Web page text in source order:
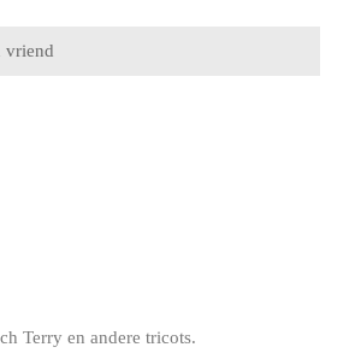
Terry en andere tricots.